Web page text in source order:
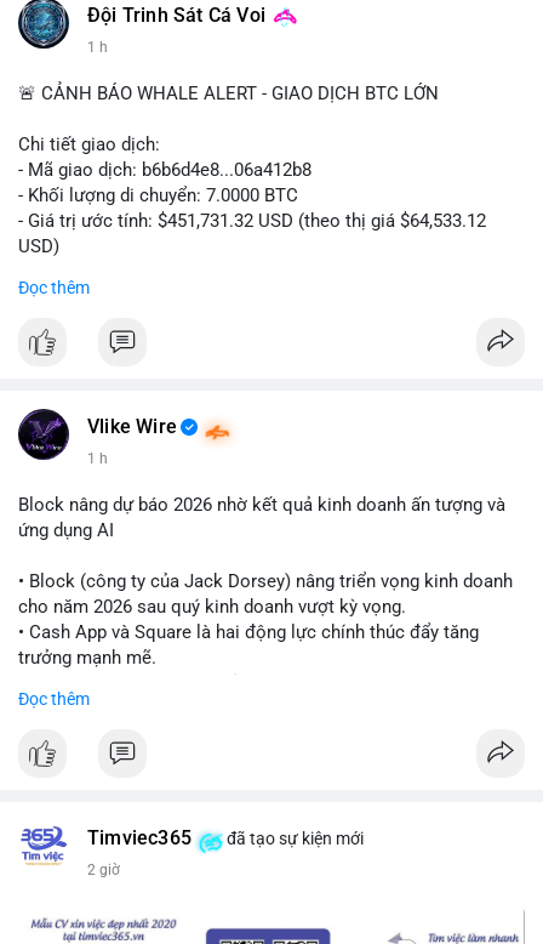
#binancesquare #cryptonews #digitalassetmarketclarityact
#regulation
$btc $eth
#vlikevn #titanbot
📰 Nguồn: CoinDesk
Đội Trinh Sát Cá Voi
1 h
🚨 CẢNH BÁO WHALE ALERT - GIAO DỊCH BTC LỚN
Chi tiết giao dịch:
- Mã giao dịch: b6b6d4e8...06a412b8
- Khối lượng di chuyển: 7.0000 BTC
- Giá trị ước tính: $451,731.32 USD (theo thị giá $64,533.12
USD)
Cá voi chuyển 7 BTC trị giá hơn 451 nghìn USD từ một địa chỉ
tiếp lên thị trường. Với mức giá hiện tại, động thái này thiên về
khả năng tái phân bổ danh mục đầu tư hoặc chuẩn bị thanh
hưởng nhẹ, nhưng không đủ để gây biến động mạnh.
Theo dõi thêm các giao dịch lớn liên tiếp trong 24 giờ tới. Nếu
xuất hiện chuỗi chuyển tiền lên sàn, cần thận trọng trước nguy
cơ điều chỉnh. Tránh hành động theo cảm xúc khi chưa xác
nhận đầy đủ dòng tiền.
#7btc #chuyenvilanh
Đọc thêm
Vlike Wire
1 h
Block nâng dự báo 2026 nhờ kết quả kinh doanh ấn tượng và
ứng dụng AI
• Block (công ty của Jack Dorsey) nâng triển vọng kinh doanh
cho năm 2026 sau quý kinh doanh vượt kỳ vọng.
• Cash App và Square là hai động lực chính thúc đẩy tăng
trưởng mạnh mẽ.
quy trình phát triển phần mềm.
#block #fintech
#vlikevn #titanbot
📰 Nguồn: Cointelegraph
Đọc thêm
Timviec365 đã tạo sự kiện mới
2 giờ